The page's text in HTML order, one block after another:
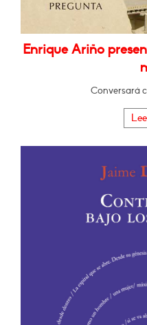
Enrique Ariño
Conversará